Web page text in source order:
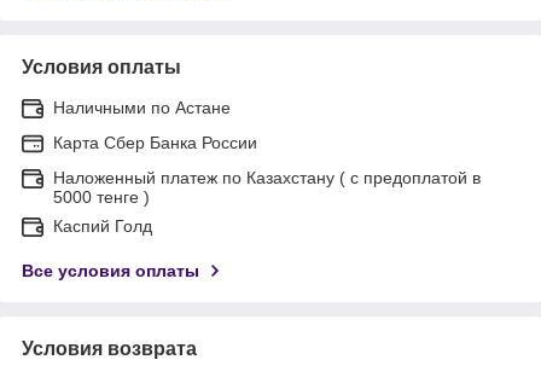
Условия оплаты
Наличными по Астане
Карта Сбер Банка России
Наложенный платеж по Казахстану ( с предоплатой в
5000 тенге )
Каспий Голд
Все условия оплаты
Условия возврата